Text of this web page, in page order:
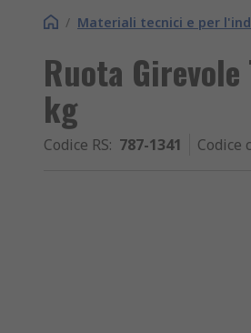
/ Materiali tecnici e per
Ruota
kg
Codice RS: 787-1341 Codice